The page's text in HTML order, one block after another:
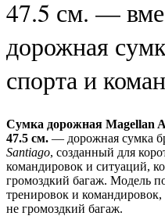
47.5 см. —
дорожная
спорта и
Сумка дорожная Magellan
47.5 см. — дорожная сумка
Santiago, созданный для
командировок и ситуаций,
громоздкий багаж. Модель
тренировок и
не громоздкий багаж.